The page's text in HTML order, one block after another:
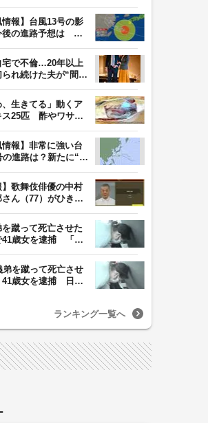
情報】台風13号の影
後の進路予想は 沖
宅で不倫…20年以上
られ続けた夫が“間
、生きてる」動くア
ス25匹 酢やワサビ
情報】非常に強い台
の進路は？新たに“台
】歌舞伎俳優の中村
ん（77）がひき逃
蹴って死亡させた
41歳女を逮捕 「生
弟を蹴って死亡させ
歳女を逮捕 日頃
ランキング一覧へ